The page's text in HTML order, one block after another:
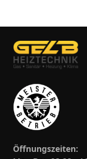
Öffnungszeiten: